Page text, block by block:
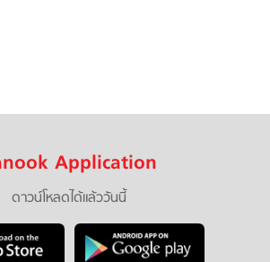
Application
ดาวน์โหลดได้แล้ววันนี้